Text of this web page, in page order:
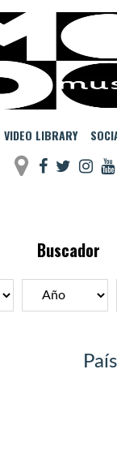
VIDEO LIBRARY
Buscador